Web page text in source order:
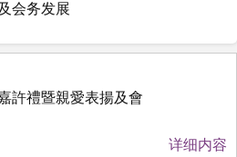
会务发展
許禮暨親愛表揚及會
详细内容